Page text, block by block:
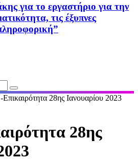
για το εργαστήριο για την
τις έξυπνες
28ης Ιανουαρίου 2023
28ης